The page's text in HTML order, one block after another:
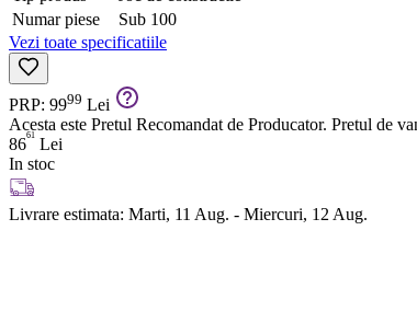
Numar piese
Sub 100
Vezi toate specificatiile
PRP: 9999 Lei
Acesta este Pretul Recomandat de Producator. Pretul de
8661 Lei
In stoc
Livrare estimata: Marti, 11 Aug. - Miercuri, 12 Aug.